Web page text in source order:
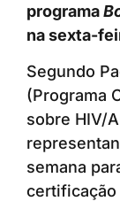
programa
na sexta-
Segundo
(Programa
sobre HIV/
semana
certificação